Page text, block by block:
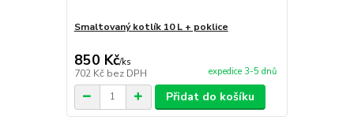
Smaltovaný kotlík 10 L + poklice
850 Kč/ks
702 Kč bez DPH expedice 3-5 dnů
Přidat do košíku